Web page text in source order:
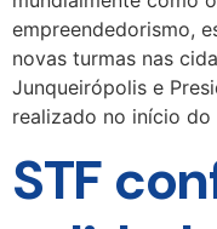
empreendedorismo,
novas turmas nas
Junqueirópolis e
realizado no início
STF